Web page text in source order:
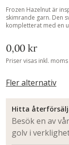
Frozen Hazelnut är
skimrande garn. Den
kompletterat med en
0,00 kr
Priser visas inkl. moms
Fler alternativ
Hitta
Besök en av
golv i